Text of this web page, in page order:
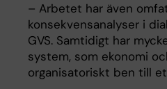
– Arbetet har även
konsekvensanalyser i
GVS. Samtidigt har
system, som ekonomi
organisatoriskt ben till